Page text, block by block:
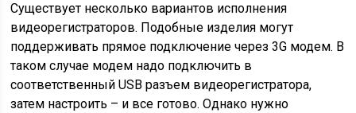
Существует несколько вариантов исполнения
видеорегистраторов. Подобные изделия могут
поддерживать прямое подключение через 3G модем. В
таком случае модем надо подключить в
соответственный USB разъем видеорегистратора,
затем настроить – и все готово. Однако нужно